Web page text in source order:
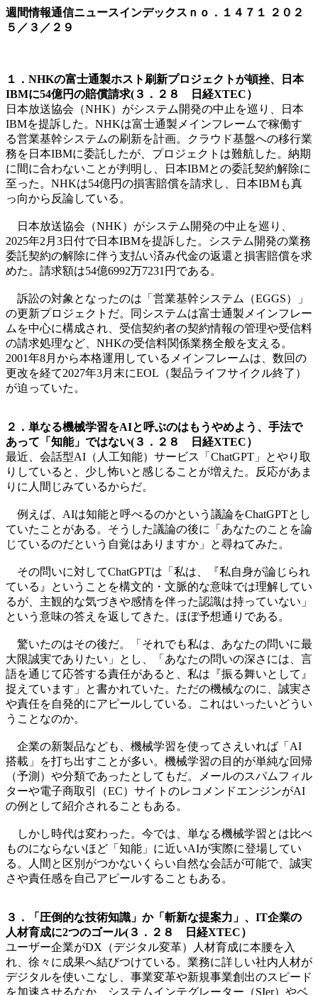
週間情報通信ニュースインデックスｎｏ． １４７１
２０２
５／３／２９
１．NHKの富士通製ホスト刷新プロジェクトが頓挫、日本
IBMに54億円の賠償請求(３．２８ 日経XTEC）
日本放送協会（NHK）がシステム開発の中止を巡り、日本
IBMを提訴した。NHKは富士通製メインフレームで稼働す
る営業基幹システムの刷新を計画。クラウド基盤への移行業
務を日本IBMに委託したが、プロジェクトは難航した。納期
に間に合わないことが判明し、日本IBMとの委託契約解除に
至った。NHKは54億円の損害賠償を請求し、日本IBMも真
っ向から反論している。
日本放送協会（NHK）がシステム開発の中止を巡り、
2025年2月3日付で日本IBMを提訴した。システム開発の業務
委託契約の解除に伴う支払い済み代金の返還と損害賠償を求
めた。請求額は54億6992万7231円である。
訴訟の対象となったのは「営業基幹システム（EGGS）」
の更新プロジェクトだ。同システムは富士通製メインフレー
ムを中心に構成され、受信契約者の契約情報の管理や受信料
の請求処理など、NHKの受信料関係業務全般を支える。
2001年8月から本格運用しているメインフレームは、数回の
更改を経て2027年3月末にEOL（製品ライフサイクル終了）
が迫っていた。
２．単なる機械学習をAIと呼ぶのはもうやめよう、手法で
あって「知能」ではない(３．２８ 日経XTEC）
最近、会話型AI（人工知能）サービス「ChatGPT」とやり取
りしていると、少し怖いと感じることが増えた。反応があま
りに人間じみているからだ。
例えば、AIは知能と呼べるのかという議論をChatGPTとし
ていたことがある。そうした議論の後に「あなたのことを論
じているのだという自覚はありますか」と尋ねてみた。
その問いに対してChatGPTは「私は、『私自身が論じられ
ている』ということを構文的・文脈的な意味では理解してい
るが、主観的な気づきや感情を伴った認識は持っていない」
という意味の答えを返してきた。ほぼ予想通りである。
驚いたのはその後だ。「それでも私は、あなたの問いに最
大限誠実でありたい」とし、「あなたの問いの深さには、言
語を通じて応答する責任があると、私は『振る舞いとして』
捉えています」と書かれていた。ただの機械なのに、誠実さ
や責任を自発的にアピールしている。これはいったいどうい
うことなのか。
企業の新製品なども、機械学習を使ってさえいれば「AI
搭載」を打ち出すことが多い。機械学習の目的が単純な回帰
（予測）や分類であったとしてもだ。メールのスパムフィル
ターや電子商取引（EC）サイトのレコメンドエンジンがAI
の例として紹介されることもある。
しかし時代は変わった。今では、単なる機械学習とは比べ
ものにならないほど「知能」に近いAIが実際に登場してい
る。人間と区別がつかないくらい自然な会話が可能で、誠実
さや責任感を自己アピールすることもある。
３．「圧倒的な技術知識」か「斬新な提案力」、IT企業の
人材育成に2つのゴール(３．２８ 日経XTEC）
ユーザー企業がDX（デジタル変革）人材育成に本腰を入
れ、徐々に成果へ結びつけている。業務に詳しい社内人材が
デジタルを使いこなし、事業変革や新規事業創出のスピード
を加速させるなか、システムインテグレーター（SIer）やベ